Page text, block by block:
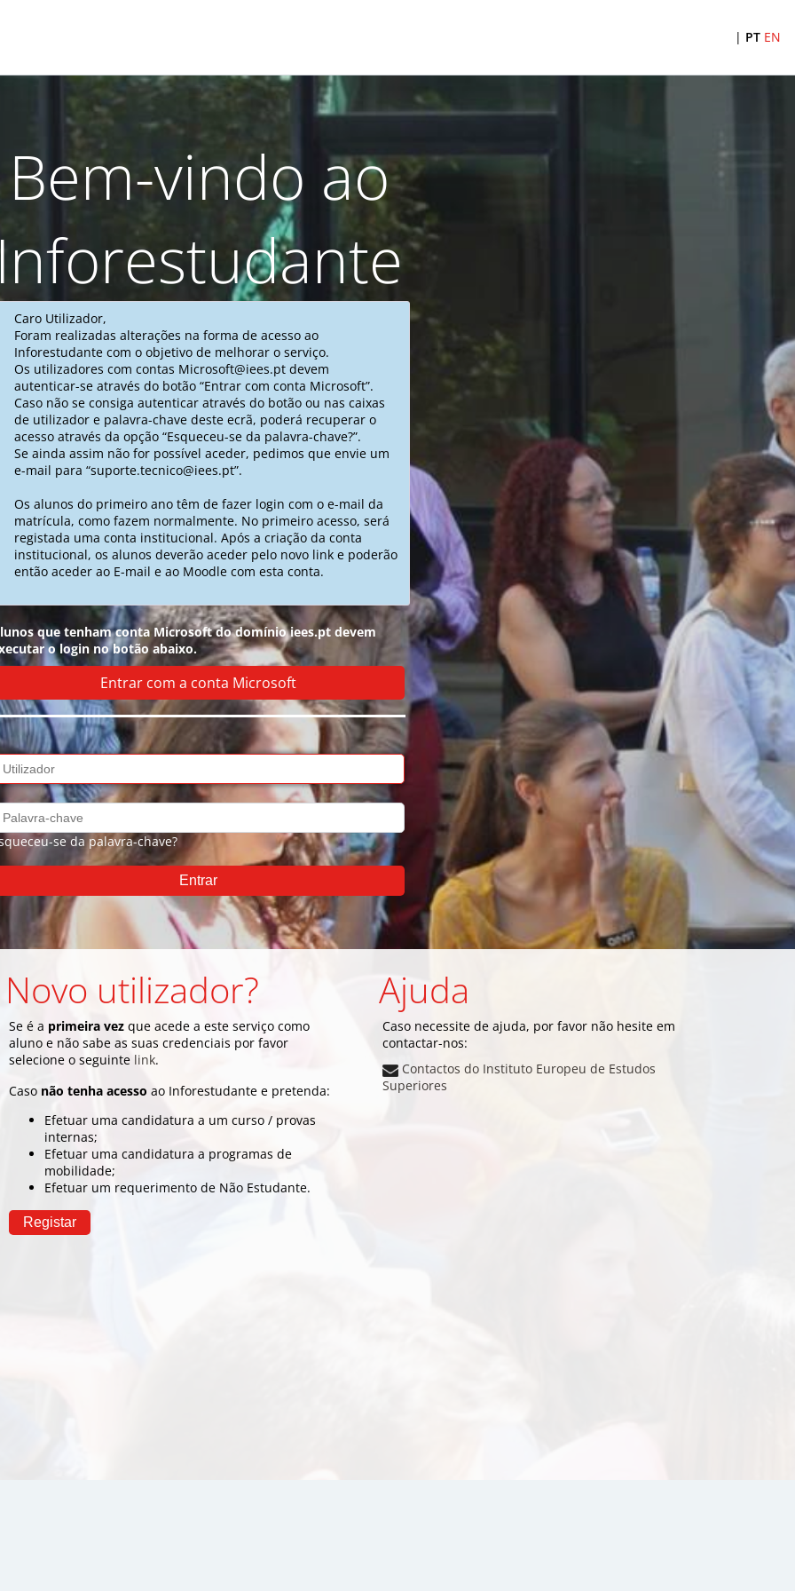
| PT EN
Bem-vindo ao
Caro Utilizador,
Foram realizadas alterações na forma de acesso ao
Inforestudante com o objetivo de melhorar o serviço.
Os utilizadores com contas Microsoft@iees.pt devem
autenticar-se através do botão “Entrar com conta Microsoft”.
Caso não se consiga autenticar através do botão ou nas caixas
de utilizador e palavra-chave deste ecrã, poderá recuperar o
acesso através da opção “Esqueceu-se da palavra-chave?”.
Se ainda assim não for possível aceder, pedimos que envie um
e-mail para “suporte.tecnico@iees.pt”.
Os alunos do primeiro ano têm de fazer login com o e-mail da
matrícula, como fazem normalmente. No primeiro acesso, será
registada uma conta institucional. Após a criação da conta
institucional, os alunos deverão aceder pelo novo link e poderão
então aceder ao E-mail e ao Moodle com esta conta.
que tenham conta Microsoftdo domínioiees.pt devem
o login no botão abaixo.
Entrar com a conta Microsoft
se da palavra-chave?
Novo utilizador?
Se é a primeira vez que acede a este serviço como
aluno e não sabe as suas credenciais por favor
selecione o seguinte link.
Caso não tenha acesso ao Inforestudante e pretenda:
Efetuar uma candidatura a um curso / provas
internas;
Efetuar uma candidatura a programas de
mobilidade;
Efetuar um requerimento de Não Estudante.
Ajuda
Caso necessite de ajuda, por favor não hesite em
contactar-nos:
Contactos do Instituto Europeu de Estudos
Superiores